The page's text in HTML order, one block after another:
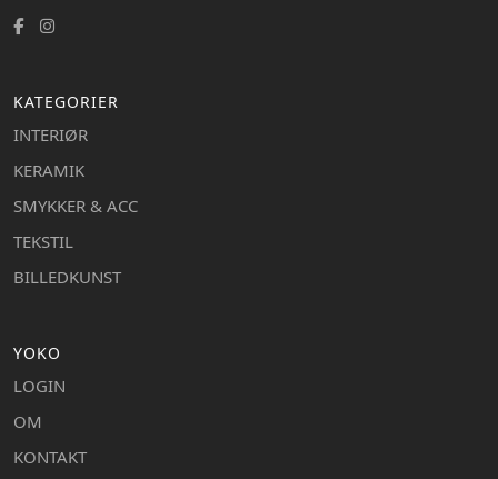
KATEGORIER
INTERIØR
KERAMIK
SMYKKER & ACC
TEKSTIL
BILLEDKUNST
YOKO
LOGIN
OM
KONTAKT